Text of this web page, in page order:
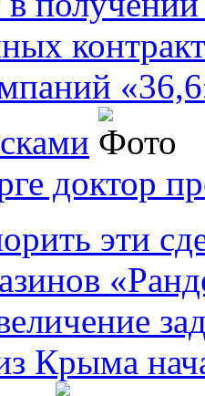
доктор
эти
Крыма